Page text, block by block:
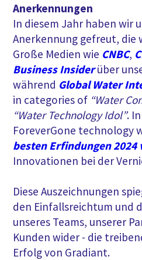
Anerkennungen
In diesem Jahr haben wir
Anerkennung gefreut, die
Große Medien wie CNBC,
Business Insiderüber
während Global Water
in categories of “Water
“Water Technology Idol”.
ForeverGone technology
besten Erfindungen 2024
Innovationen bei der
Diese Auszeichnungen
den Einfallsreichtum und
unseres Teams, unserer
Kunden wider - die
Erfolg von Gradiant.